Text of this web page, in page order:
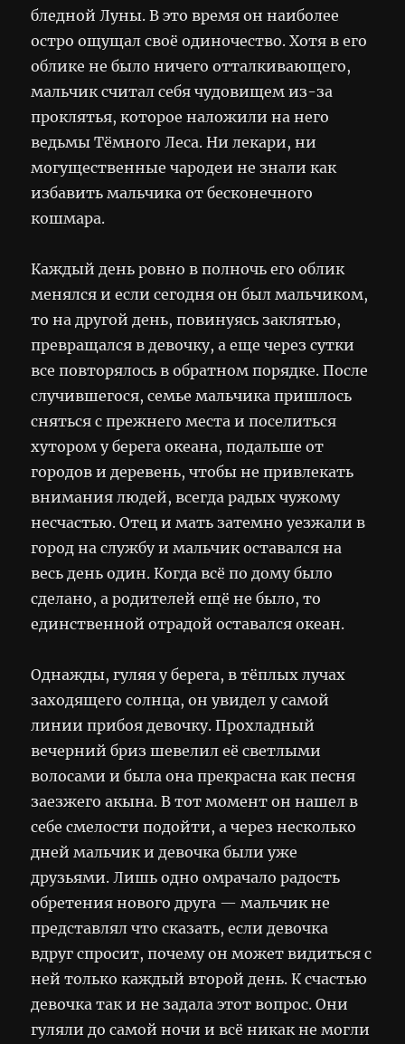
бледной Луны. В это время он наиболее
остро ощущал своё одиночество. Хотя в его
облике не было ничего отталкивающего,
мальчик считал себя чудовищем из-за
проклятья, которое наложили на него
ведьмы Тёмного Леса. Ни лекари, ни
могущественные чародеи не знали как
избавить мальчика от бесконечного
кошмара.
Каждый день ровно в полночь его облик
менялся и если сегодня он был мальчиком,
то на другой день, повинуясь заклятью,
превращался в девочку, а еще через сутки
все повторялось в обратном порядке. После
случившегося, семье мальчика пришлось
сняться с прежнего места и поселиться
хутором у берега океана, подальше от
городов и деревень, чтобы не привлекать
внимания людей, всегда радых чужому
несчастью. Отец и мать затемно уезжали в
город на службу и мальчик оставался на
весь день один. Когда всё по дому было
сделано, а родителей ещё не было, то
единственной отрадой оставался океан.
Однажды, гуляя у берега, в тёплых лучах
заходящего солнца, он увидел у самой
линии прибоя девочку. Прохладный
вечерний бриз шевелил её светлыми
волосами и была она прекрасна как песня
заезжего акына. В тот момент он нашел в
себе смелости подойти, а через несколько
дней мальчик и девочка были уже
друзьями. Лишь одно омрачало радость
обретения нового друга — мальчик не
представлял что сказать, если девочка
вдруг спросит, почему он может видиться с
ней только каждый второй день. К счастью
девочка так и не задала этот вопрос. Они
гуляли до самой ночи и всё никак не могли